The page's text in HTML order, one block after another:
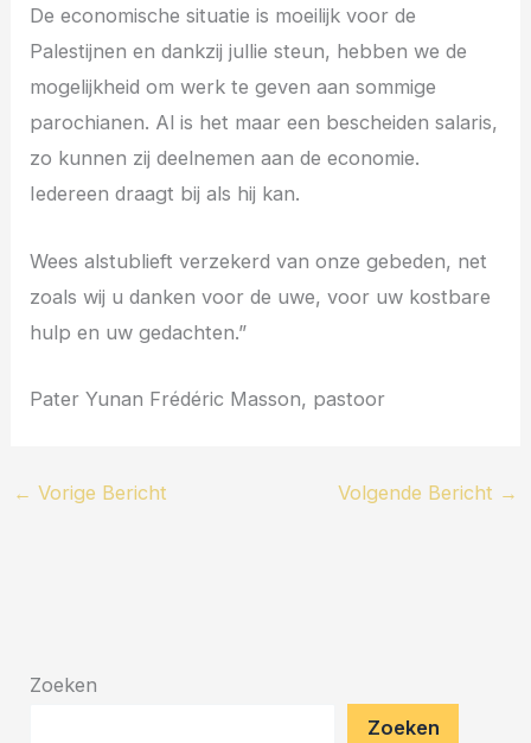
De economische situatie is moeilijk voor de
Palestijnen en dankzij jullie steun, hebben we de
mogelijkheid om werk te geven aan sommige
parochianen. Al is het maar een bescheiden salaris,
zo kunnen zij deelnemen aan de economie.
Iedereen draagt bij als hij kan.
Wees alstublieft verzekerd van onze gebeden, net
zoals wij u danken voor de uwe, voor uw kostbare
hulp en uw gedachten.”
Pater Yunan Frédéric Masson, pastoor
← Vorige Bericht Volgende Bericht →
Zoeken
Zoeken